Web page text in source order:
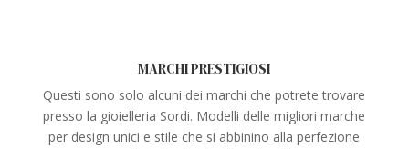
MARCHI PRESTIGIOSI
Questi sono solo alcuni dei marchi che potrete trovare
presso la gioielleria Sordi. Modelli delle migliori marche
per design unici e stile che si abbinino alla perfezione